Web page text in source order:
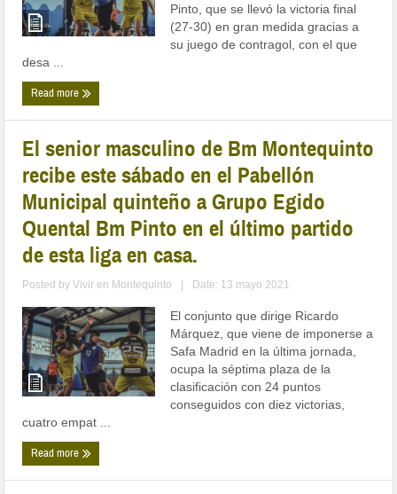
Pinto, que se llevó la victoria final
(27-30) en gran medida gracias a
su juego de contragol, con el que
desa ...
Read more
El senior masculino de Bm Montequinto
recibe este sábado en el Pabellón
Municipal quinteño a Grupo Egido
Quental Bm Pinto en el último partido
de esta liga en casa.
Posted byVivir en Montequinto Date: 13 mayo 2021
El conjunto que dirige Ricardo
Márquez, que viene de imponerse a
Safa Madrid en la última jornada,
ocupa la séptima plaza de la
clasificación con 24 puntos
conseguidos con diez victorias,
cuatro empat ...
Read more